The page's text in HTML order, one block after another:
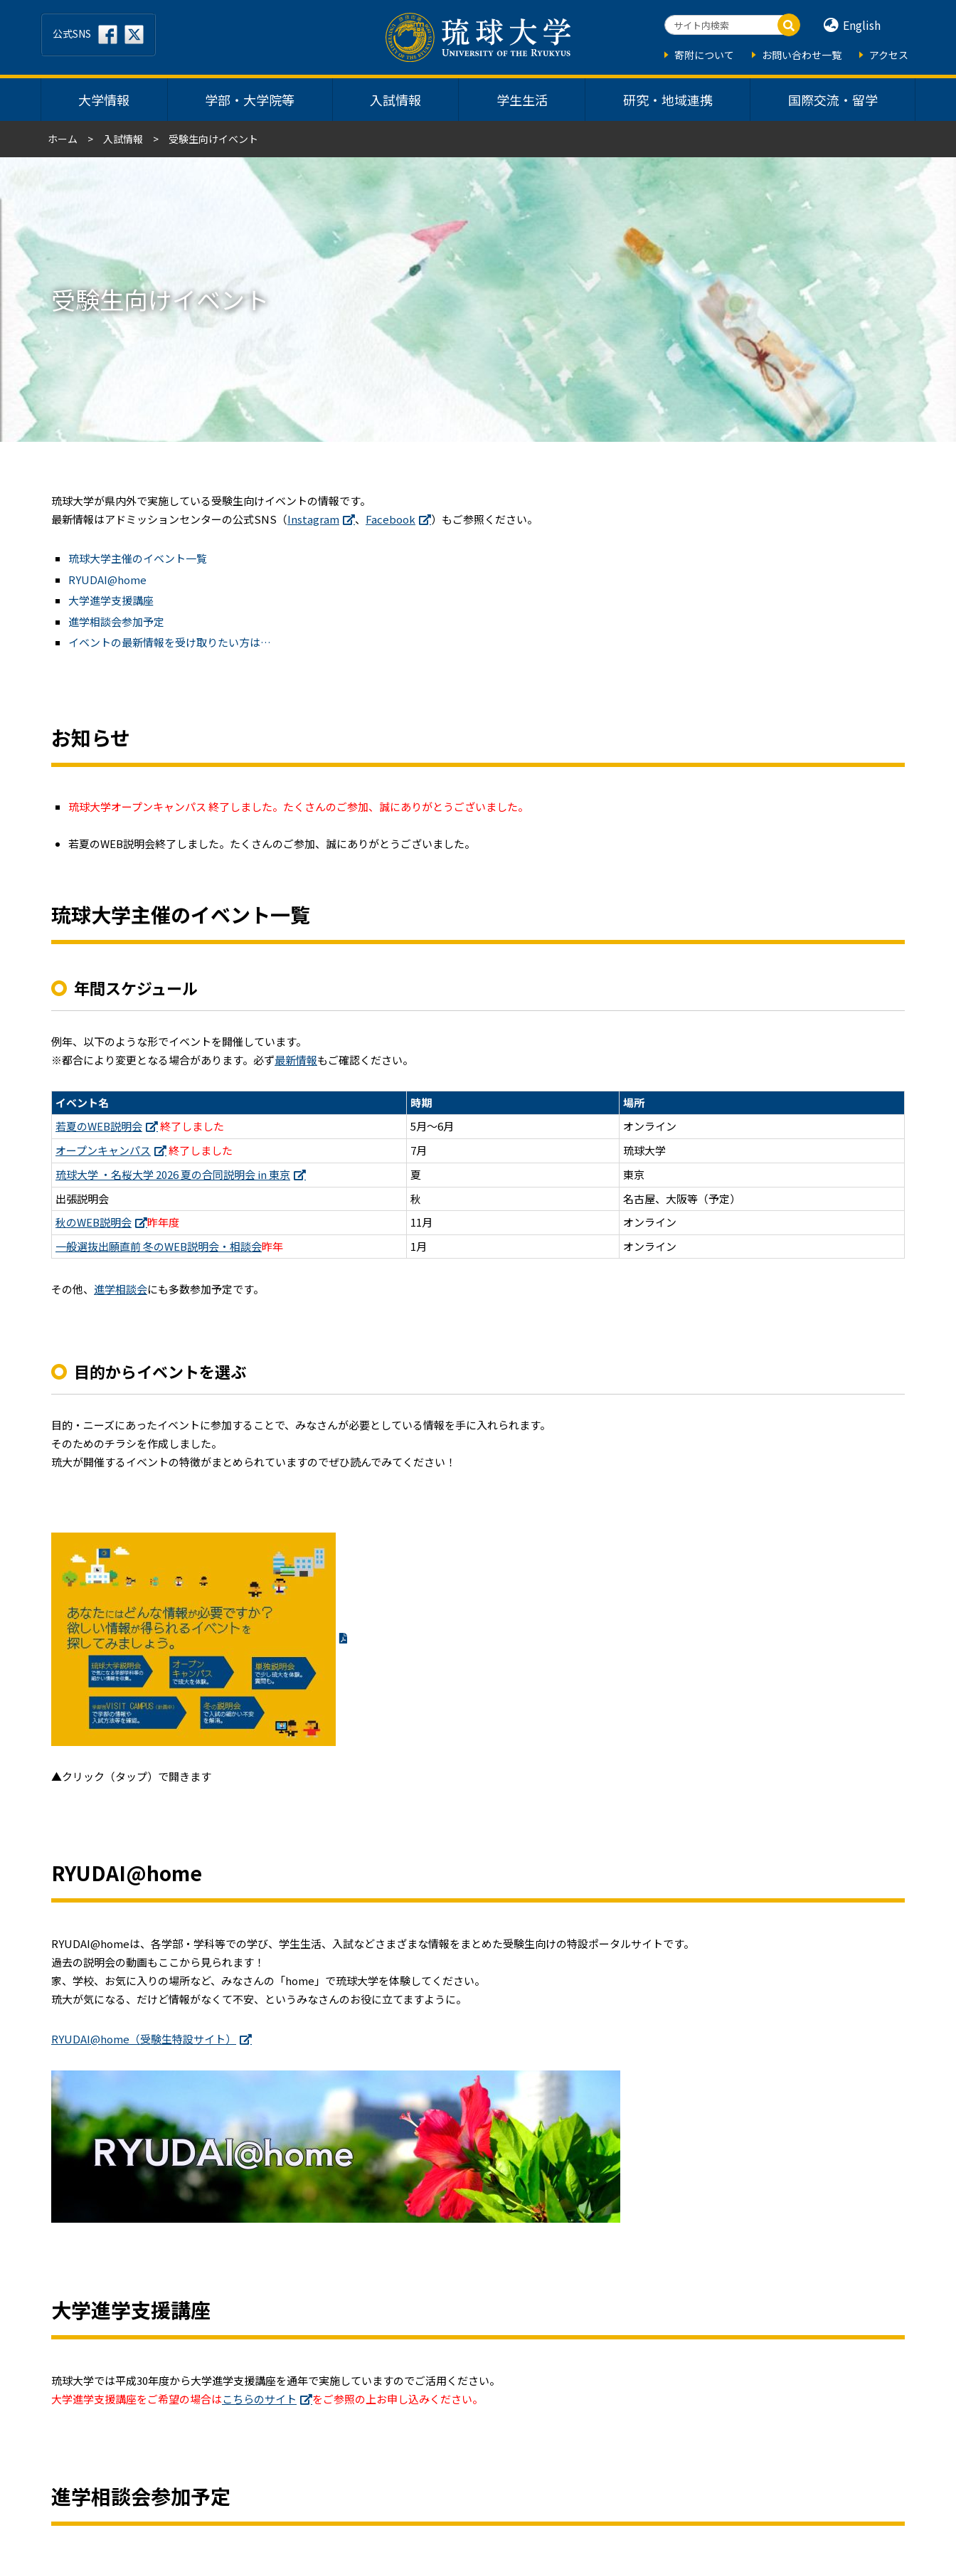
大学情報 学部・大学院等 入試情報 学生生活 研究・地域連携 国際交流・留学
公式SNS English
寄附について お問い合わせ一覧 アクセス
ホーム 入試情報 受験生向けイベント
受験生向けイベント
琉球大学が県内外で実施している受験生向けイベントの情報です。
最新情報はアドミッションセンターの公式SNS（Instagram 、 Facebook ）もご参照ください。
琉球大学主催のイベント一覧
RYUDAI@home
大学進学支援講座
進学相談会参加予定
イベントの最新情報を受け取りたい方は…
お知らせ
琉球大学オープンキャンパス 終了しました。たくさんのご参加、誠にありがとうございました。
若夏のWEB説明会終了しました。たくさんのご参加、誠にありがとうございました。
琉球大学主催のイベント一覧
年間スケジュール
例年、以下のような形でイベントを開催しています。
※都合により変更となる場合があります。必ず最新情報もご確認ください。
イベント名 時期
場所
若夏のWEB説明会
終了しました 5月～6月
オンライン
オープンキャンパス
終了しました 7月
琉球大学
琉球大学 ・名桜大学 2026 夏の合同説明会 in 東京
夏
東京
出張説明会
秋
名古屋、大阪等（予定）
秋のWEB説明会
昨年度 11月
オンライン
一般選抜出願直前 冬のWEB説明会・相談会昨年 1月 オンライン
その他、 進学相談会にも多数参加予定です。
目的からイベントを選ぶ
目的・ニーズにあったイベントに参加することで、みなさんが必要としている情報を手に入れられます。
そのためのチラシを作成しました。
琉大が開催するイベントの特徴がまとめられていますのでぜひ読んでみてください！
▲クリック（タップ）で開きます
RYUDAI@home
RYUDAI@homeは、各学部・学科等での学び、学生生活、入試などさまざまな情報をまとめた受験生向けの特設ポータルサイトです。
過去の説明会の動画もここから見られます！
家、学校、お気に入りの場所など、みなさんの「home」で琉球大学を体験してください。
琉大が気になる、だけど情報がなくて不安、というみなさんのお役に立てますように。
RYUDAI@home（受験生特設サイト）
大学進学支援講座
琉球大学では平成30年度から大学進学支援講座を通年で実施していますのでご活用ください。
大学進学支援講座をご希望の場合はこちらのサイト をご参照の上お申し込みください。
進学相談会参加予定